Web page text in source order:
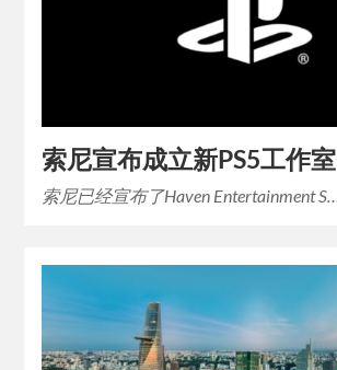
索尼宣布成立新PS5工作室
索尼已经宣布了Haven Entertainment S…